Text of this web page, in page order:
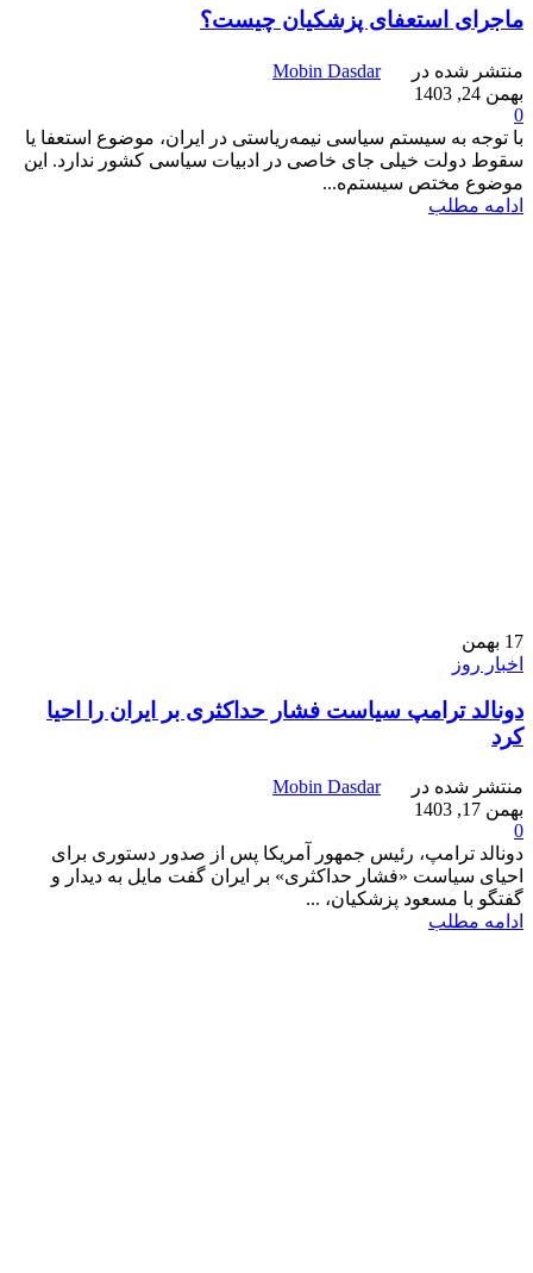
ماجرای استعفای پزشکیان چیست؟
منتشر شده در
Mobin Dasdar
بهمن 24, 1403
0
با توجه به سیستم سیاسی نیمه‌ریاستی در ایران، موضوع استعفا یا
سقوط دولت خیلی جای خاصی در ادبیات سیاسی کشور ندارد. این
موضوع مختص سیستم‌ه...
ادامه مطلب
17 بهمن
اخبار روز
دونالد ترامپ سیاست فشار حداکثری بر ایران را احیا
کرد
منتشر شده در
Mobin Dasdar
بهمن 17, 1403
0
دونالد ترامپ، رئیس جمهور آمریکا پس از صدور دستوری برای
احیای سیاست «فشار حداکثری» بر ایران گفت مایل به دیدار و
گفتگو با مسعود پزشکیان، ...
ادامه مطلب